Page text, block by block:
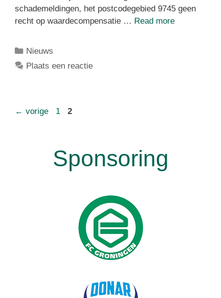
schademeldingen, het postcodegebied 9745 geen
recht op waardecompensatie … Read more
Nieuws
Plaats een reactie
← vorige 1 2
Sponsoring